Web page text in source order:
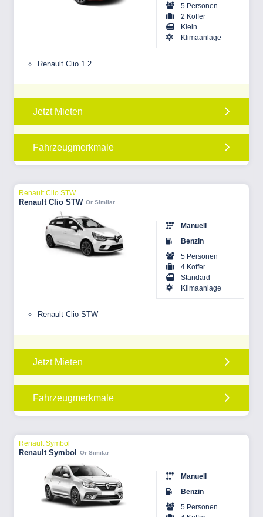
5 Personen
2 Koffer
Klein
Klimaanlage
Renault Clio 1.2
Jetzt Mieten
Fahrzeugmerkmale
Renault Clio STW
Renault Clio STW Or Similar
Manuell
Benzin
5 Personen
4 Koffer
Standard
Klimaanlage
Renault Clio STW
Jetzt Mieten
Fahrzeugmerkmale
Renault Symbol
Renault Symbol Or Similar
Manuell
Benzin
5 Personen